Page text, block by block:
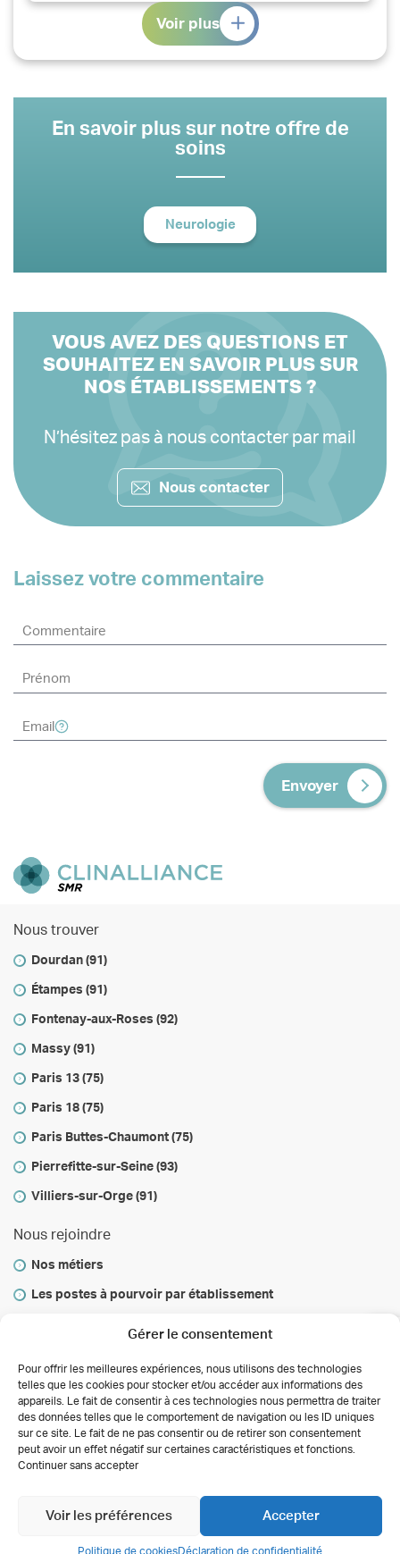
Gérer le consentement
Pour offrir les meilleures expériences, nous utilisons des technologies
telles que les cookies pour stocker et/ou accéder aux informations des
appareils. Le fait de consentir à ces technologies nous permettra de traiter
des données telles que le comportement de navigation ou les ID uniques
sur ce site. Le fait de ne pas consentir ou de retirer son consentement
peut avoir un effet négatif sur certaines caractéristiques et fonctions.
Continuer sans accepter
Accepter
Voir les préférences
Politique de cookiesDéclaration de confidentialité
Voir plus
En savoir plus sur notre offre de
soins
Neurologie
VOUS AVEZ DES QUESTIONS ET
SOUHAITEZ EN SAVOIR PLUS SUR
NOS ÉTABLISSEMENTS ?
N’hésitez pas à nous contacter par mail
Nous contacter
Laissez votre commentaire
Envoyer
Nous trouver
Dourdan (91)
Étampes (91)
Fontenay-aux-Roses (92)
Massy (91)
Paris 13 (75)
Paris 18 (75)
Paris Buttes-Chaumont (75)
Pierrefitte-sur-Seine (93)
Villiers-sur-Orge (91)
Nous rejoindre
Nos métiers
Les postes à pourvoir par établissement
Infos & conseils
Actualités
Autorisations des activités de soins
Déclaration de confidentialité (UE)
Conditions générales
Antipodes Médical